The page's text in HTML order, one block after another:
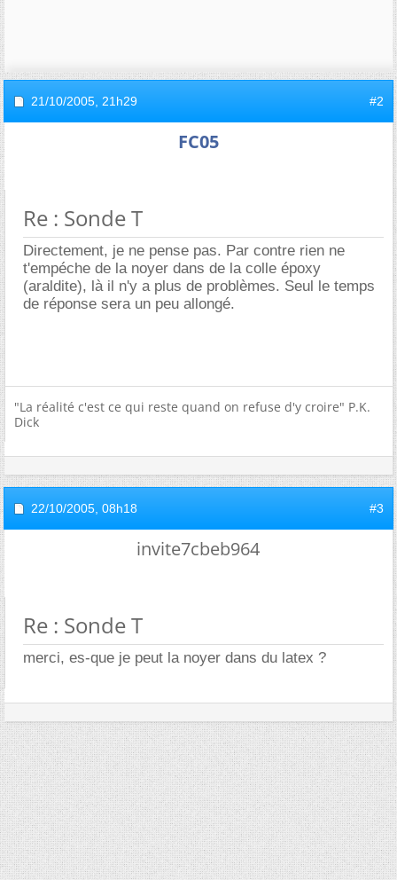
21/10/2005, 21h29 #2
FC05
Re : Sonde T
Directement, je ne pense pas. Par contre rien ne
t'empéche de la noyer dans de la colle époxy
(araldite), là il n'y a plus de problèmes. Seul le temps
de réponse sera un peu allongé.
"La réalité c'est ce qui reste quand on refuse d'y croire" P.K.
Dick
22/10/2005, 08h18 #3
invite7cbeb964
Re : Sonde T
merci, es-que je peut la noyer dans du latex ?